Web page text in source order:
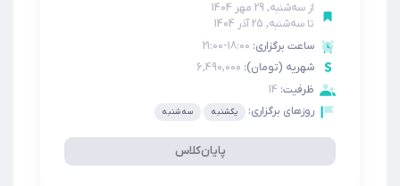
از سه‌شنبه, 29 مهر 1404
تا سه‌شنبه, 25 آذر 1404
ساعت برگزاری:
شهریه (تومان):
ظرفیت:
روزهای برگزاری:
یکشنبه سه شنبه
پایان‌کلاس